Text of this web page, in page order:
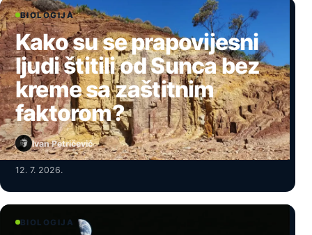
BIOLOGIJA
Kako su se prapovijesni
ljudi štitili od Sunca bez
kreme sa zaštitnim
faktorom?
Ivan Petričević
12. 7. 2026.
BIOLOGIJA